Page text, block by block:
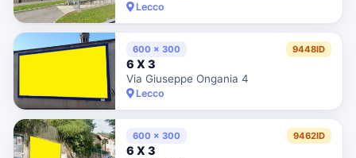
Lecco
600 x 300 9448ID
6 X 3
Via Giuseppe Ongania 4
Lecco
600 x 300 9462ID
6 X 3